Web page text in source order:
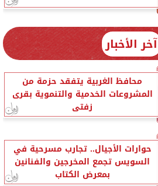
آخر الأخبار
محافظ الغربية يتفقد حزمة من
المشروعات الخدمية والتنموية بقرى
زفتى
حوارات الأجيال.. تجارب مسرحية في
السويس تجمع المخرجين والفنانين
بمعرض الكتاب